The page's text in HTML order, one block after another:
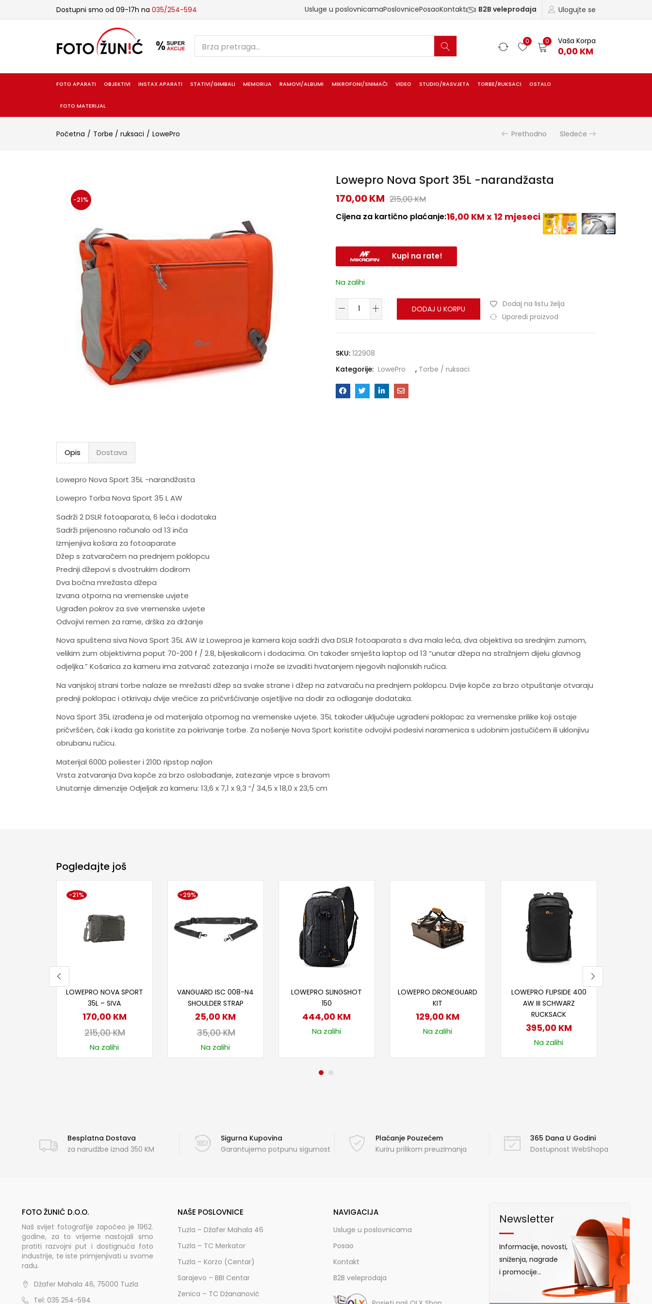
Dostupni smo od 09-17h na 035/254-594 Ulogujte se
Usluge u poslovnicamaPoslovnicePosaoKontakt B2B veleprodaja
0 0 Vaša Korpa
0,00 KM
FOTO APARATI OBJEKTIVI INSTAX APARATI STATIVI/GIMBALI MEMORIJA RAMOVI/ALBUMI MIKROFONI/SNIMAČI VIDEO STUDIO/RASVJETA TORBE/RUKSACI OSTALO
FOTO MATERIJAL
Početna Torbe / ruksaci LowePro Prethodno Sledeće
-21%
Lowepro Nova Sport 35L -narandžasta
170,00KM 215,00KM
Cijena za kartično plaćanje:16,00 KM x 12 mjeseci
Kupi na rate!
Na zalihi
DODAJ U KORPU
Dodaj na listu želja
Uporedi proizvod
SKU: 122908
Kategorije: LowePro , Torbe / ruksaci
Opis Dostava
Lowepro Nova Sport 35L -narandžasta
Lowepro Torba Nova Sport 35 L AW
Sadrži 2 DSLR fotoaparata, 6 leća i dodataka
Sadrži prijenosno računalo od 13 inča
Izmjenjiva košara za fotoaparate
Džep s zatvaračem na prednjem poklopcu
Prednji džepovi s dvostrukim dodirom
Dva bočna mrežasta džepa
Izvana otporna na vremenske uvjete
Ugrađen pokrov za sve vremenske uvjete
Odvojivi remen za rame, drška za držanje
Nova spuštena siva Nova Sport 35L AW iz Loweproa je kamera koja sadrži dva DSLR fotoaparata s dva mala leća, dva objektiva sa srednjim zumom,
velikim zum objektivima poput 70-200 f / 2.8, bljeskalicom i dodacima. On također smješta laptop od 13 “unutar džepa na stražnjem dijelu glavnog
odjeljka.” Košarica za kameru ima zatvarač zatezanja i može se izvaditi hvatanjem njegovih najlonskih ručica.
Na vanjskoj strani torbe nalaze se mrežasti džep sa svake strane i džep na zatvaraču na prednjem poklopcu. Dvije kopče za brzo otpuštanje otvaraju
prednji poklopac i otkrivaju dvije vrećice za pričvršćivanje osjetljive na dodir za odlaganje dodataka.
Nova Sport 35L izrađena je od materijala otpornog na vremenske uvjete. 35L također uključuje ugrađeni poklopac za vremenske prilike koji ostaje
pričvršćen, čak i kada ga koristite za pokrivanje torbe. Za nošenje Nova Sport koristite odvojivi podesivi naramenica s udobnim jastučićem ili uklonjivu
obrubanu ručicu.
Materijal 600D poliester i 210D ripstop najlon
Vrsta zatvaranja Dva kopče za brzo oslobađanje, zatezanje vrpce s bravom
Unutarnje dimenzije Odjeljak za kameru: 13,6 x 7,1 x 9,3 “/ 34,5 x 18,0 x 23,5 cm
Pogledajte još
LOWEPRO NOVA SPORT
35L – SIVA
170,00 KM
215,00KM
-21%
Na zalihi
VANGUARD ISC 008-N4
SHOULDER STRAP
25,00 KM
35,00KM
-29%
Na zalihi
LOWEPRO SLINGSHOT
150
444,00 KM
Na zalihi
LOWEPRO DRONEGUARD
KIT
129,00 KM
Na zalihi
LOWEPRO FLIPSIDE 400
AW III SCHWARZ
RUCKSACK
395,00 KM
Na zalihi
Besplatna Dostava
za narudžbe iznad 350 KM
Sigurna Kupovina
Garantujemo potpunu sigurnost
Plaćanje Pouzećem
Kuriru prilikom preuzimanja
365 Dana U Godini
Dostupnost WebShopa
FOTO ŽUNIĆ D.O.O.
Naš svijet fotografije započeo je 1962.
godine, za to vrijeme nastojali smo
pratiti razvojni put i dostignuća foto
industrije, te iste primjenjivati u svome
radu.
Džafer Mahala 46, 75000 Tuzla
Tel: 035 254-594
NAŠE POSLOVNICE
Tuzla – Džafer Mahala 46
Tuzla – TC Merkator
Tuzla – Korzo (Centar)
Sarajevo – BBI Centar
Zenica – TC Džananović
NAVIGACIJA
Usluge u poslovnicama
Posao
Kontakt
B2B veleprodaja
Newsletter
Informacije, novosti,
sniženja, nagrade
i promocije...